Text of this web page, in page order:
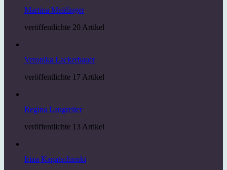
Martina Meidinger
veröffentlichte 20 Artikel
Veronika Lackerbauer
veröffentlichte 17 Artikel
Regina Langreiter
veröffentlichte 13 Artikel
Irina Kapatschinski